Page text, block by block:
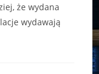
że wydana
wydawają